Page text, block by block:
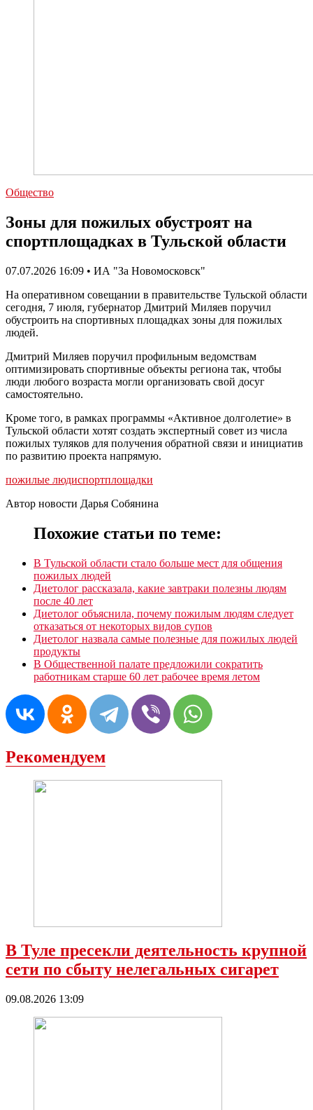
Общество
Зоны для пожилых обустроят на
спортплощадках в Тульской области
07.07.2026 16:09 • ИА "За Новомосковск"
На оперативном совещании в правительстве Тульской области
сегодня, 7 июля, губернатор Дмитрий Миляев поручил
обустроить на спортивных площадках зоны для пожилых
людей.
Дмитрий Миляев поручил профильным ведомствам
оптимизировать спортивные объекты региона так, чтобы
люди любого возраста могли организовать свой досуг
самостоятельно.
Кроме того, в рамках программы «Активное долголетие» в
Тульской области хотят создать экспертный совет из числа
пожилых туляков для получения обратной связи и инициатив
по развитию проекта напрямую.
пожилые людиспортплощадки
Автор новости Дарья Собянина
Похожие статьи по теме:
В Тульской области стало больше мест для общения
пожилых людей
Диетолог рассказала, какие завтраки полезны людям
после 40 лет
Диетолог объяснила, почему пожилым людям следует
отказаться от некоторых видов супов
Диетолог назвала самые полезные для пожилых людей
продукты
В Общественной палате предложили сократить
работникам старше 60 лет рабочее время летом
Рекомендуем
В Туле пресекли деятельность крупной
сети по сбыту нелегальных сигарет
09.08.2026 13:09